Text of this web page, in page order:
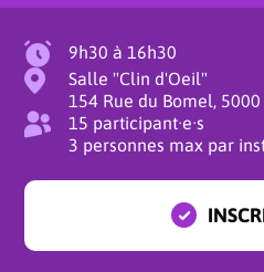
9h30 à 16h30
Salle "Clin d'Oeil"
154 Rue du Bomel,
15 participant·e·s
3 personnes max par